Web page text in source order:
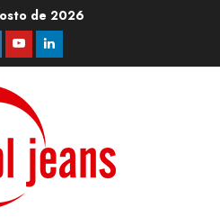
de 2026
YoutubeLinkedin